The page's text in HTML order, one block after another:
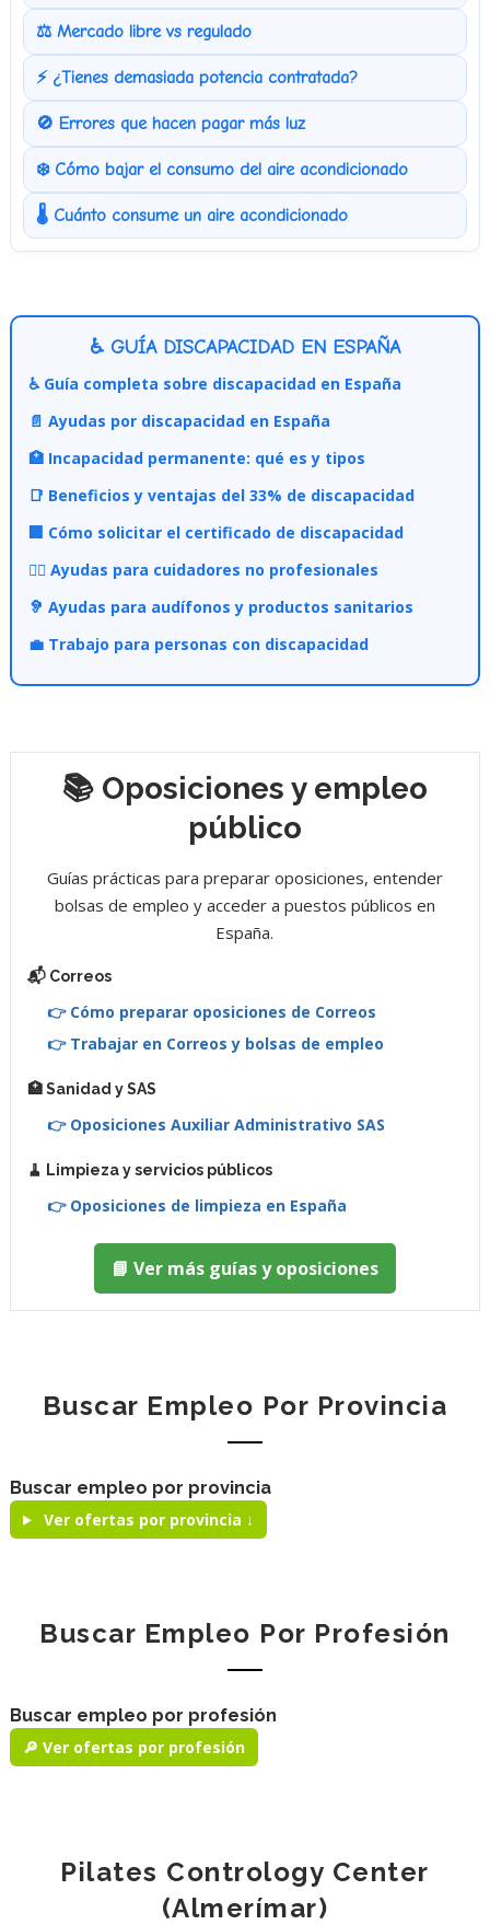
⚖️ Mercado libre vs regulado
⚡ ¿Tienes demasiada potencia contratada?
🚫 Errores que hacen pagar más luz
❄️ Cómo bajar el consumo del aire acondicionado
🌡️ Cuánto consume un aire acondicionado
♿ GUÍA DISCAPACIDAD EN ESPAÑA
♿ Guía completa sobre discapacidad en España
📄 Ayudas por discapacidad en España
🏥 Incapacidad permanente: qué es y tipos
📑 Beneficios y ventajas del 33% de discapacidad
🏢 Cómo solicitar el certificado de discapacidad
👩‍⚕️ Ayudas para cuidadores no profesionales
🦻 Ayudas para audífonos y productos sanitarios
💼 Trabajo para personas con discapacidad
📚 Oposiciones y empleo
público
Guías prácticas para preparar oposiciones, entender
bolsas de empleo y acceder a puestos públicos en
España.
📬 Correos
👉 Cómo preparar oposiciones de Correos
👉 Trabajar en Correos y bolsas de empleo
🏥 Sanidad y SAS
👉 Oposiciones Auxiliar Administrativo SAS
🧹 Limpieza y servicios públicos
👉 Oposiciones de limpieza en España
📘 Ver más guías y oposiciones
Buscar Empleo Por Provincia
Buscar empleo por provincia
Ver ofertas por provincia ↓
Buscar Empleo Por Profesión
Buscar empleo por profesión
🔎 Ver ofertas por profesión
Pilates Contrology Center
(Almerímar)